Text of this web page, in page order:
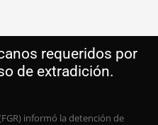
requeridos por
de extradición.
informó la detención de